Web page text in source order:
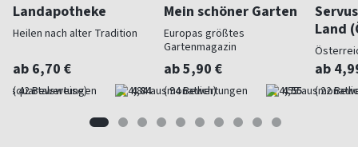
Landapotheke
Heilen nach alter Tradition
ab 6,70 €
(quartalsweise) 4,84
Mein schöner Garten
Europas größtes
Gartenmagazin
ab 5,90 €
(monatlich) 4,55
Land
ab